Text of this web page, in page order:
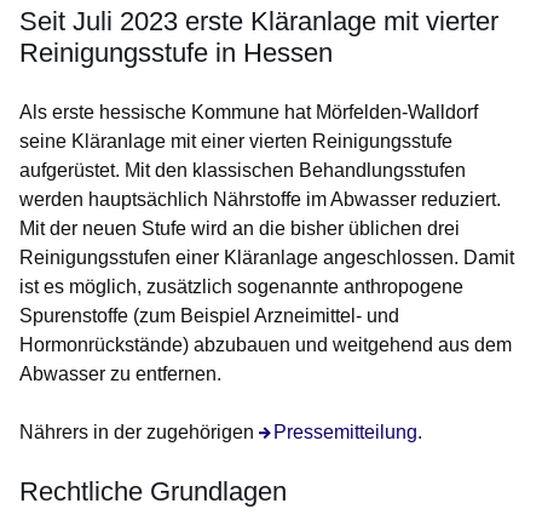
Seit Juli 2023 erste Kläranlage mit vierter
Reinigungsstufe in Hessen
Als erste hessische Kommune hat Mörfelden-Walldorf
seine Kläranlage mit einer vierten Reinigungsstufe
aufgerüstet. Mit den klassischen Behandlungsstufen
werden hauptsächlich Nährstoffe im Abwasser reduziert.
Mit der neuen Stufe wird an die bisher üblichen drei
Reinigungsstufen einer Kläranlage angeschlossen. Damit
ist es möglich, zusätzlich sogenannte anthropogene
Spurenstoffe (zum Beispiel Arzneimittel- und
Hormonrückstände) abzubauen und weitgehend aus dem
Abwasser zu entfernen.
Nährers in der zugehörigen Pressemitteilung
Öffnet sich in einem neuen
.
Rechtliche Grundlagen